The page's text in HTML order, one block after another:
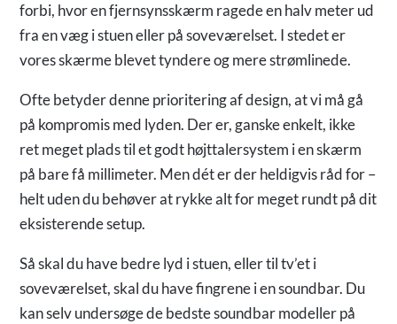
forbi, hvor en fjernsynsskærm ragede en halv meter ud
fra en væg i stuen eller på soveværelset. I stedet er
vores skærme blevet tyndere og mere strømlinede.
Ofte betyder denne prioritering af design, at vi må gå
på kompromis med lyden. Der er, ganske enkelt, ikke
ret meget plads til et godt højttalersystem i en skærm
på bare få millimeter. Men dét er der heldigvis råd for –
helt uden du behøver at rykke alt for meget rundt på dit
eksisterende setup.
Så skal du have bedre lyd i stuen, eller til tv’et i
soveværelset, skal du have fingrene i en soundbar. Du
kan selv undersøge de bedste soundbar modeller på